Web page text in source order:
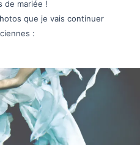
de mariée !
que je vais continuer
: